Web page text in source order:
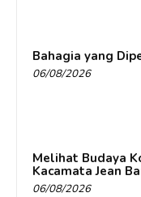
Bahagia yang
06/08/2026
Melihat Budaya
Kacamata Jean
06/08/2026